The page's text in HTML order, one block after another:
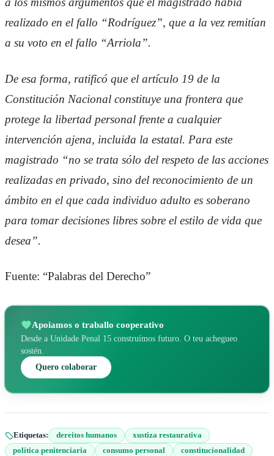
realizado en el fallo “Rodríguez”, que a la vez remitían
a su voto en el fallo “Arriola”.
De esa forma, ratificó que el artículo 19 de la
Constitución Nacional constituye una frontera que
protege la libertad personal frente a cualquier
intervención ajena, incluida la estatal. Para este
magistrado “no se trata sólo del respeto de las acciones
realizadas en privado, sino del reconocimiento de un
ámbito en el que cada individuo adulto es soberano
para tomar decisiones libres sobre el estilo de vida que
desea”.
Fuente: “Palabras del Derecho”
Apoiamos o traballo cooperativo
Desde a Unidade Penal 15 construímos futuro. O teu achegueo
sostén.
Quero colaborar
Etiquetas: dereitos humanos
xustiza restaurativa
política penitenciaria
consumo personal
constitucionalidad